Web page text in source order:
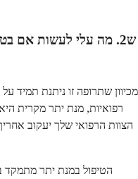
ש2. מה עלי לעשות אם
מכיוון שתרופה זו ניתנת תמיד
רפואיות, מנת יתר מקרית
הצוות הרפואי שלך יעקוב
הטיפול במנת יתר מתמקד